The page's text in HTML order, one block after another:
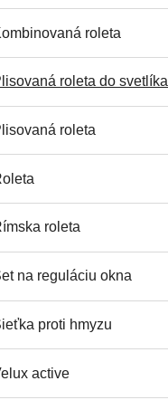
roleta
roleta do svetlíka
roleta
roleta
na reguláciu okna
proti hmyzu
active